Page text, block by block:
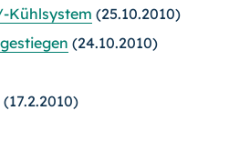
Kühlsystem (25.10.2010)
(24.10.2010)
(17.2.2010)